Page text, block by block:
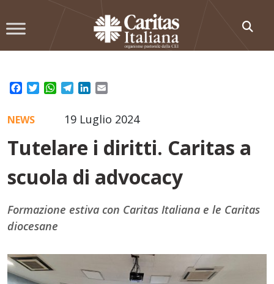
to
Facebook
TwitterWhatsApp
TelegramLinkedIn
19 Luglio 2024
NEWS
Tutelare i diritti. Caritas a
scuola di advocacy
Formazione estiva con Caritas Italiana e le Caritas
diocesane